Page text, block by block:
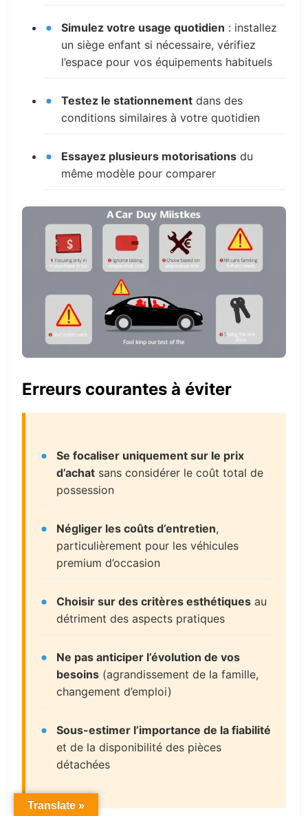
Simulez votre usage quotidien : installez
un siège enfant si nécessaire, vérifiez
l’espace pour vos équipements habituels
Testez le stationnement dans des
conditions similaires à votre quotidien
Essayez plusieurs motorisations du
même modèle pour comparer
Erreurs courantes à éviter
Se focaliser uniquement sur le prix
d’achat sans considérer le coût total de
possession
Négliger les coûts d’entretien,
particulièrement pour les véhicules
premium d’occasion
Choisir sur des critères esthétiques au
détriment des aspects pratiques
Ne pas anticiper l’évolution de vos
besoins (agrandissement de la famille,
changement d’emploi)
Sous-estimer l’importance de la fiabilité
et de la disponibilité des pièces
détachées
Translate »